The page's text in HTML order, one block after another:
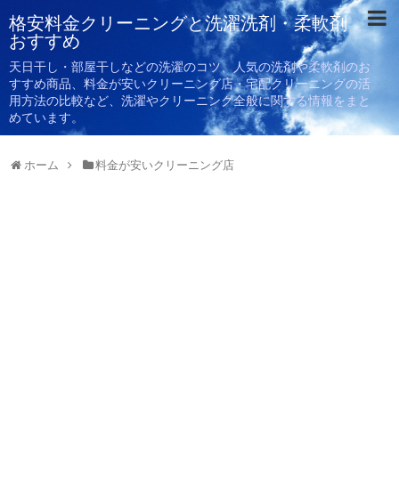
格安料金クリーニングと洗濯洗剤・柔軟剤
おすすめ
天日干し・部屋干しなどの洗濯のコツ、人気の洗剤や柔軟剤のお
すすめ商品、料金が安いクリーニング店・宅配クリーニングの活
用方法の比較など、洗濯やクリーニング全般に関する情報をまと
めています。
ホーム 料金が安いクリーニング店